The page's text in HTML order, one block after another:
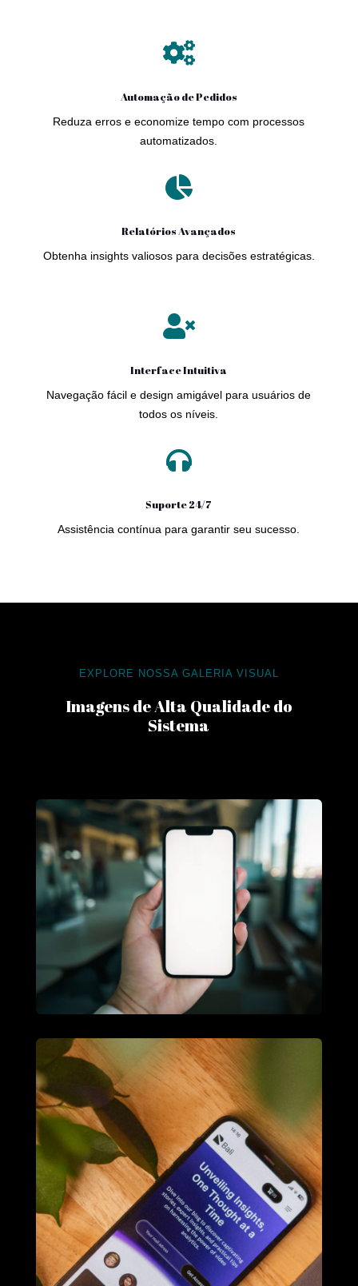

Automação de Pedidos
Reduza erros e economize tempo com processos
automatizados.

Relatórios Avançados
Obtenha insights valiosos para decisões estratégicas.

Interface Intuitiva
Navegação fácil e design amigável para usuários de
todos os níveis.

Suporte 24/7
Assistência contínua para garantir seu sucesso.
EXPLORE NOSSA GALERIA VISUAL
Imagens de Alta Qualidade do
Sistema